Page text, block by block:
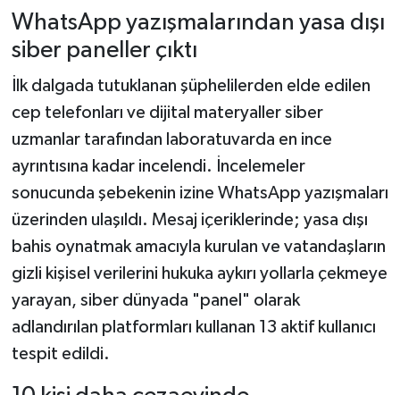
WhatsApp yazışmalarından yasa dışı
siber paneller çıktı
İlk dalgada tutuklanan şüphelilerden elde edilen
cep telefonları ve dijital materyaller siber
uzmanlar tarafından laboratuvarda en ince
ayrıntısına kadar incelendi. İncelemeler
sonucunda şebekenin izine WhatsApp yazışmaları
üzerinden ulaşıldı. Mesaj içeriklerinde; yasa dışı
bahis oynatmak amacıyla kurulan ve vatandaşların
gizli kişisel verilerini hukuka aykırı yollarla çekmeye
yarayan, siber dünyada "panel" olarak
adlandırılan platformları kullanan 13 aktif kullanıcı
tespit edildi.